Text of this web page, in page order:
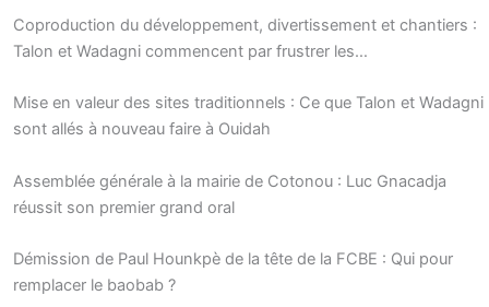
Coproduction du développement, divertissement et chantiers :
Talon et Wadagni commencent par frustrer les…
Mise en valeur des sites traditionnels : Ce que Talon et Wadagni
sont allés à nouveau faire à Ouidah
Assemblée générale à la mairie de Cotonou : Luc Gnacadja
réussit son premier grand oral
Démission de Paul Hounkpè de la tête de la FCBE : Qui pour
remplacer le baobab ?